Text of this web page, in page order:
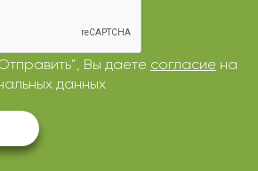
Вы даете согласие на
данных